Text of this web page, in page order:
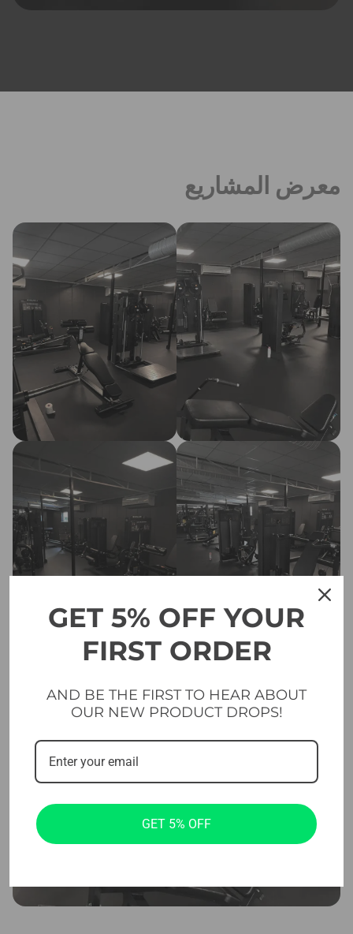
معرض المشاريع
GET 5% OFF YOUR
FIRST ORDER
AND BE THE FIRST TO HEAR ABOUT
OUR NEW PRODUCT DROPS!
GET 5% OFF